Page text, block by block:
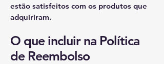
estão satisfeitos com os produtos que
adquiriram.
O que incluir na Política
de Reembolso